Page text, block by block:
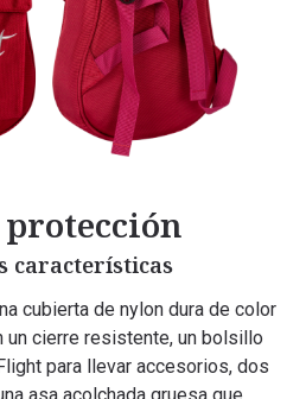
características
cubierta de nylon dura de color
un cierre resistente, un bolsillo
para llevar accesorios, dos